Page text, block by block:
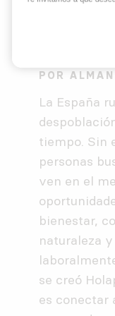
POR
La España
tiempo. Sin
personas
ven en el
bienestar,
naturaleza
se creó
es conectar